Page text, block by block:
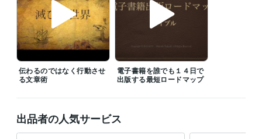
伝わるのではなく行動させ
る文章術
電子書籍を誰でも１４日で
出版する最短ロードマップ
出品者の人気サービス